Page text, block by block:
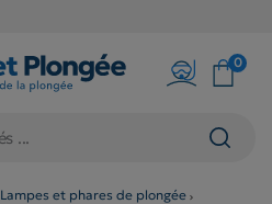
0
Lampes et phares de plongée